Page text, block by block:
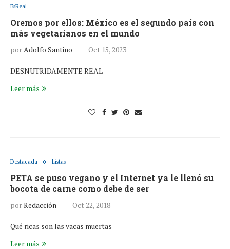
EsReal
Oremos por ellos: México es el segundo país con
más vegetarianos en el mundo
porAdolfo Santino Oct 15, 2023
DESNUTRIDAMENTE REAL
Leer más
Destacada Listas
PETA se puso vegano y el Internet ya le llenó su
bocota de carne como debe de ser
porRedacción Oct 22, 2018
Qué ricas son las vacas muertas
Leer más